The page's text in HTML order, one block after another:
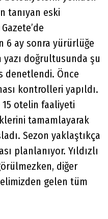
tanıyan eski
6 ay sonra yürürlüğe
doğrultusunda şu
denetlendi. Önce
kontrolleri yapıldı.
otelin faaliyeti
tamamlayarak
Sezon yaklaştıkça
planlanıyor. Yıldızlı
diğer
gelen tüm